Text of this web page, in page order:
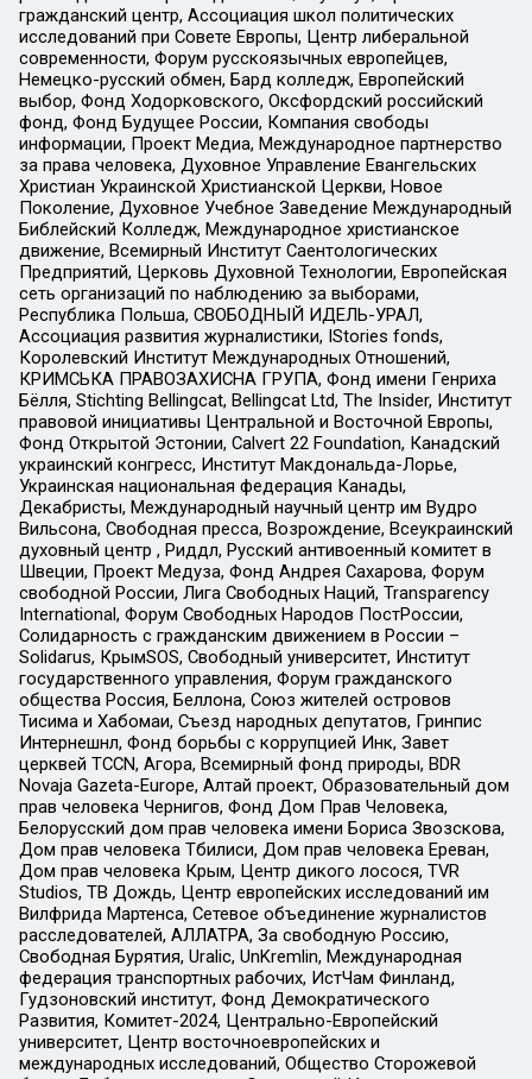
гражданский центр, Ассоциация школ политических
исследований при Совете Европы, Центр либеральной
современности, Форум русскоязычных европейцев,
Немецко-русский обмен, Бард колледж, Европейский
выбор, Фонд Ходорковского, Оксфордский российский
фонд, Фонд Будущее России, Компания свободы
информации, Проект Медиа, Международное партнерство
за права человека, Духовное Управление Евангельских
Христиан Украинской Христианской Церкви, Новое
Поколение, Духовное Учебное Заведение Международный
Библейский Колледж, Международное христианское
движение, Всемирный Институт Саентологических
Предприятий, Церковь Духовной Технологии, Европейская
сеть организаций по наблюдению за выборами,
Республика Польша, СВОБОДНЫЙ ИДЕЛЬ-УРАЛ,
Ассоциация развития журналистики, IStories fonds,
Королевский Институт Международных Отношений,
КРИМСЬКА ПРАВОЗАХИСНА ГРУПА, Фонд имени Генриха
Бёлля, Stichting Bellingcat, Bellingcat Ltd, The Insider, Институт
правовой инициативы Центральной и Восточной Европы,
Фонд Открытой Эстонии, Calvert 22 Foundation, Канадский
украинский конгресс, Институт Макдональда-Лорье,
Украинская национальная федерация Канады,
Декабристы, Международный научный центр им Вудро
Вильсона, Свободная пресса, Возрождение, Всеукраинский
духовный центр , Риддл, Русский антивоенный комитет в
Швеции, Проект Медуза, Фонд Андрея Сахарова, Форум
свободной России, Лига Свободных Наций, Transparеncy
International, Форум Свободных Народов ПостРоссии,
Солидарность с гражданским движением в России –
Solidarus, КрымSOS, Свободный университет, Институт
государственного управления, Форум гражданского
общества Россия, Беллона, Союз жителей островов
Тисима и Хабомаи, Съезд народных депутатов, Гринпис
Интернешнл, Фонд борьбы с коррупцией Инк, Завет
церквей TCCN, Агора, Всемирный фонд природы, BDR
Novaja Gazeta-Europe, Алтай проект, Образовательный дом
прав человека Чернигов, Фонд Дом Прав Человека,
Белорусский дом прав человека имени Бориса Звозскова,
Дом прав человека Тбилиси, Дом прав человека Ереван,
Дом прав человека Крым, Центр дикого лосося, TVR
Studios, ТВ Дождь, Центр европейских исследований им
Вилфрида Мартенса, Сетевое объединение журналистов
расследователей, АЛЛАТРА, За свободную Россию,
Свободная Бурятия, Uralic, UnKremlin, Международная
федерация транспортных рабочих, ИстЧам Финланд,
Гудзоновский институт, Фонд Демократического
Развития, Комитет-2024, Центрально-Европейский
университет, Центр восточноевропейских и
международных исследований, Общество Сторожевой